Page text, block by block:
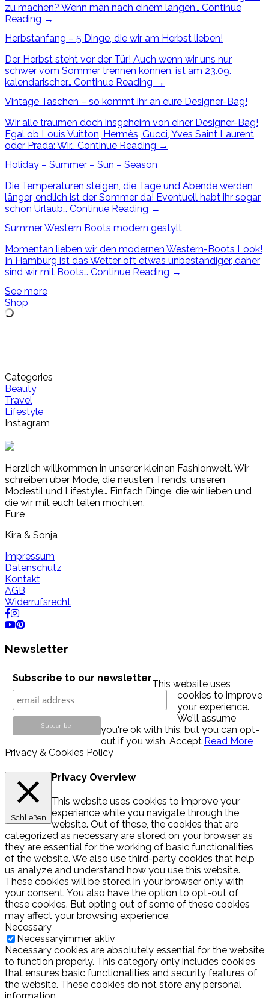
zu machen? Wenn man nach einem langen… Continue
Reading →
Herbstanfang – 5 Dinge, die wir am Herbst lieben!
Der Herbst steht vor der Tür! Auch wenn wir uns nur
schwer vom Sommer trennen können, ist am 23.09.
kalendarischer… Continue Reading →
Vintage Taschen – so kommt ihr an eure Designer-Bag!
Wir alle träumen doch insgeheim von einer Designer-Bag!
Egal ob Louis Vuitton, Hermès, Gucci, Yves Saint Laurent
oder Prada: Wir… Continue Reading →
Holiday – Summer – Sun – Season
Die Temperaturen steigen, die Tage und Abende werden
länger, endlich ist der Sommer da! Eventuell habt ihr sogar
schon Urlaub… Continue Reading →
Summer Western Boots modern gestylt
Momentan lieben wir den modernen Western-Boots Look!
In Hamburg ist das Wetter oft etwas unbeständiger, daher
sind wir mit Boots… Continue Reading →
See more
Shop
Categories
Beauty
Travel
Lifestyle
Instagram
Herzlich willkommen in unserer kleinen Fashionwelt. Wir
schreiben über Mode, die neusten Trends, unseren
Modestil und Lifestyle… Einfach Dinge, die wir lieben und
die wir mit euch teilen möchten.
Eure
Kira & Sonja
Impressum
Datenschutz
Kontakt
AGB
Widerrufsrecht
Newsletter
Subscribe to our newsletter
This website uses
cookies to improve
your experience.
We'll assume
you're ok with this, but you can opt-
out if you wish. Accept Read More
Privacy & Cookies Policy
Schließen
Privacy Overview
This website uses cookies to improve your
experience while you navigate through the
website. Out of these, the cookies that are
categorized as necessary are stored on your browser as
they are essential for the working of basic functionalities
of the website. We also use third-party cookies that help
us analyze and understand how you use this website.
These cookies will be stored in your browser only with
your consent. You also have the option to opt-out of
these cookies. But opting out of some of these cookies
may affect your browsing experience.
Necessary
Necessaryimmer aktiv
Necessary cookies are absolutely essential for the website
to function properly. This category only includes cookies
that ensures basic functionalities and security features of
the website. These cookies do not store any personal